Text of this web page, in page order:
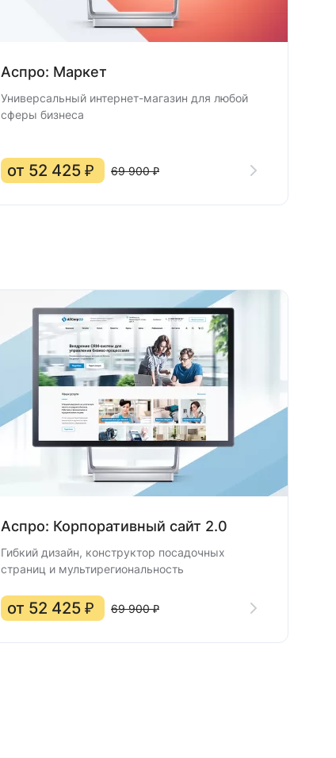
Аспро: Маркет
Универсальный интернет-магазин для любой
сферы бизнеса
от 52 425 ₽ 69 900 ₽
Аспро: Корпоративный сайт 2.0
Гибкий дизайн, конструктор посадочных
страниц и мультирегиональность
от 52 425 ₽ 69 900 ₽